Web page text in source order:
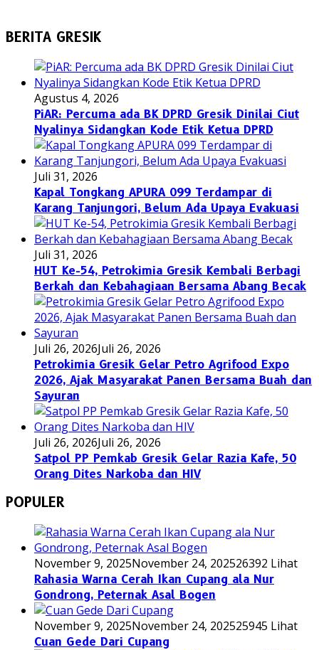
BERITA GRESIK
Agustus 4, 2026
PiAR: Percuma ada BK DPRD Gresik Dinilai Ciut
Nyalinya Sidangkan Kode Etik Ketua DPRD
Juli 31, 2026
Kapal Tongkang APURA 099 Terdampar di
Karang Tanjungori, Belum Ada Upaya Evakuasi
Juli 31, 2026
HUT Ke-54, Petrokimia Gresik Kembali Berbagi
Berkah dan Kebahagiaan Bersama Abang Becak
Juli 26, 2026Juli 26, 2026
Petrokimia Gresik Gelar Petro Agrifood Expo
2026, Ajak Masyarakat Panen Bersama Buah dan
Sayuran
Juli 26, 2026Juli 26, 2026
Satpol PP Pemkab Gresik Gelar Razia Kafe, 50
Orang Dites Narkoba dan HIV
POPULER
November 9, 2025November 24, 202526392 Lihat
Rahasia Warna Cerah Ikan Cupang ala Nur
Gondrong, Peternak Asal Bogen
November 9, 2025November 24, 202525945 Lihat
Cuan Gede Dari Cupang